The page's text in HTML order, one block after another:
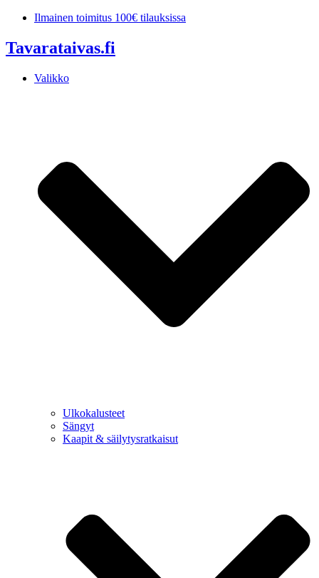
Mene
Ilmainen toimitus 100€ tilauksissa
Tavarataivas.fi
Valikko
Ulkokalusteet
Sängyt
Kaapit & säilytysratkaisut